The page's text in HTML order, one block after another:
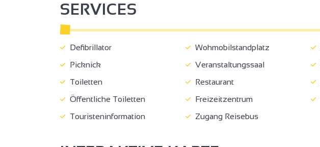
SERVICES
Defibrillator Wohmobilstandplatz
Picknick
Veranstaltungssaal
Toiletten
Restaurant
Öffentliche Toiletten
Freizeitzentrum
Touristeninformation
Zugang Reisebus